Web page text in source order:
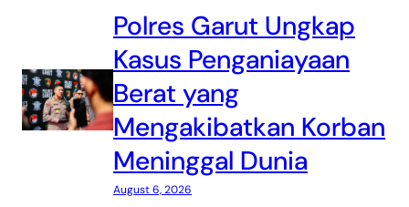
Polres Garut Ungkap
Kasus Penganiayaan
Berat yang
Mengakibatkan Korban
Meninggal Dunia
August 6, 2026